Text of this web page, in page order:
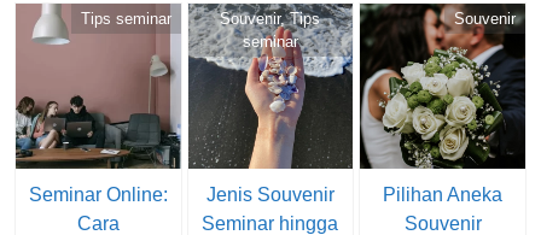
Tips seminar
Seminar Online:
Cara
Souvenir,Tips
seminar
Jenis Souvenir
Seminar hingga
Souvenir
Pilihan Aneka
Souvenir